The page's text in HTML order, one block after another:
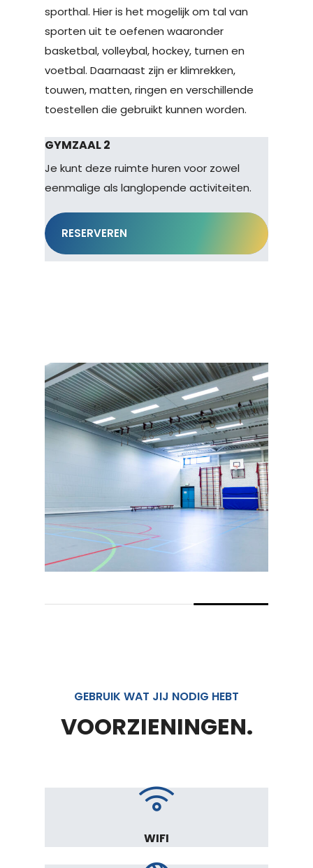
sporthal. Hier is het mogelijk om tal van
sporten uit te oefenen waaronder
basketbal, volleybal, hockey, turnen en
voetbal. Daarnaast zijn er klimrekken,
touwen, matten, ringen en verschillende
toestellen die gebruikt kunnen worden.
GYMZAAL 2
Je kunt deze ruimte huren voor zowel
eenmalige als langlopende activiteiten.
RESERVEREN
GEBRUIK WAT JIJ NODIG HEBT
VOORZIENINGEN.
WIFI